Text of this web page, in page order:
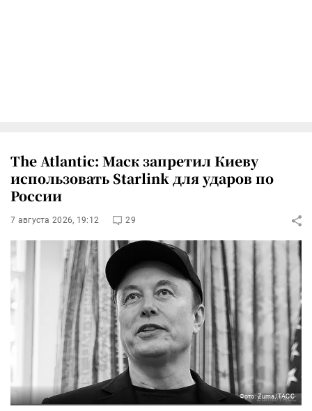
The Atlantic: Маск запретил Киеву
использовать Starlink для ударов по
России
7 августа 2026, 19:12 29
Фото: Zuma/ТАСС